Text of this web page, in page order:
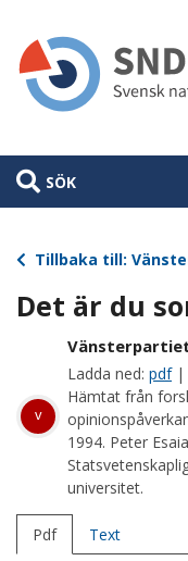
huvudinnehåll
SÖK
Tillbaka till:
Det är du
v
Vänsterpartiet
Ladda ned: pdf|
Hämtat från
1994. Peter
universitet.
Pdf Text